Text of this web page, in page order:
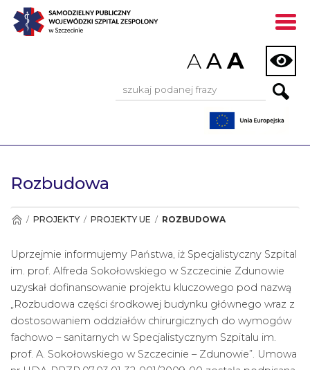
AAA
Wyszukiwarka:
Rozbudowa
/ PROJEKTY / PROJEKTY UE / ROZBUDOWA
Uprzejmie informujemy Państwa, iż Specjalistyczny Szpital
im. prof. Alfreda Sokołowskiego w Szczecinie Zdunowie
uzyskał dofinansowanie projektu kluczowego pod nazwą
„Rozbudowa części środkowej budynku głównego wraz z
dostosowaniem oddziałów chirurgicznych do wymogów
fachowo – sanitarnych w Specjalistycznym Szpitalu im.
prof. A. Sokołowskiego w Szczecinie – Zdunowie”. Umowa